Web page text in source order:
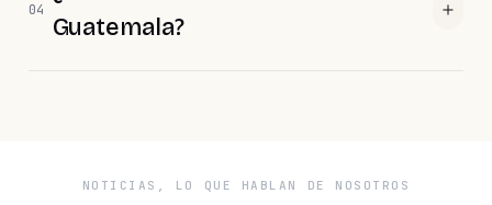
04
Guatemala?
NOTICIAS, LO QUE HABLAN DE NOSOTROS